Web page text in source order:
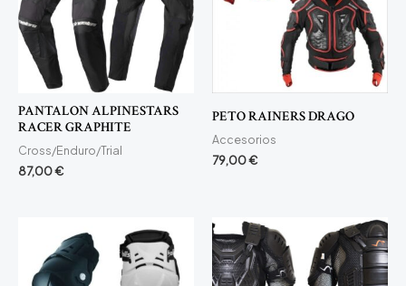
PANTALON ALPINESTARS
RACER GRAPHITE
Cross/Enduro/Trial
87,00€
PETO RAINERS DRAGO
Accesorios
79,00€